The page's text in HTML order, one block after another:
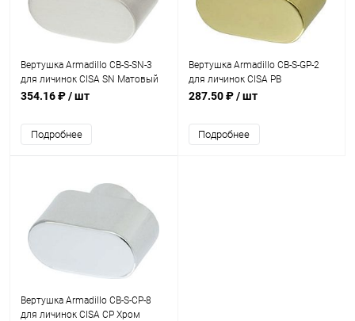
Вертушка Armadillo CB-S-SN-3
для личинок CISA SN Матовый
никель
354.16 ₽/ шт
Подробнее
Вертушка Armadillo CB-S-GP-2
для личинок CISA PB
Полированная латунь
287.50 ₽/ шт
Подробнее
Вертушка Armadillo CB-S-CP-8
для личинок CISA CP Хром